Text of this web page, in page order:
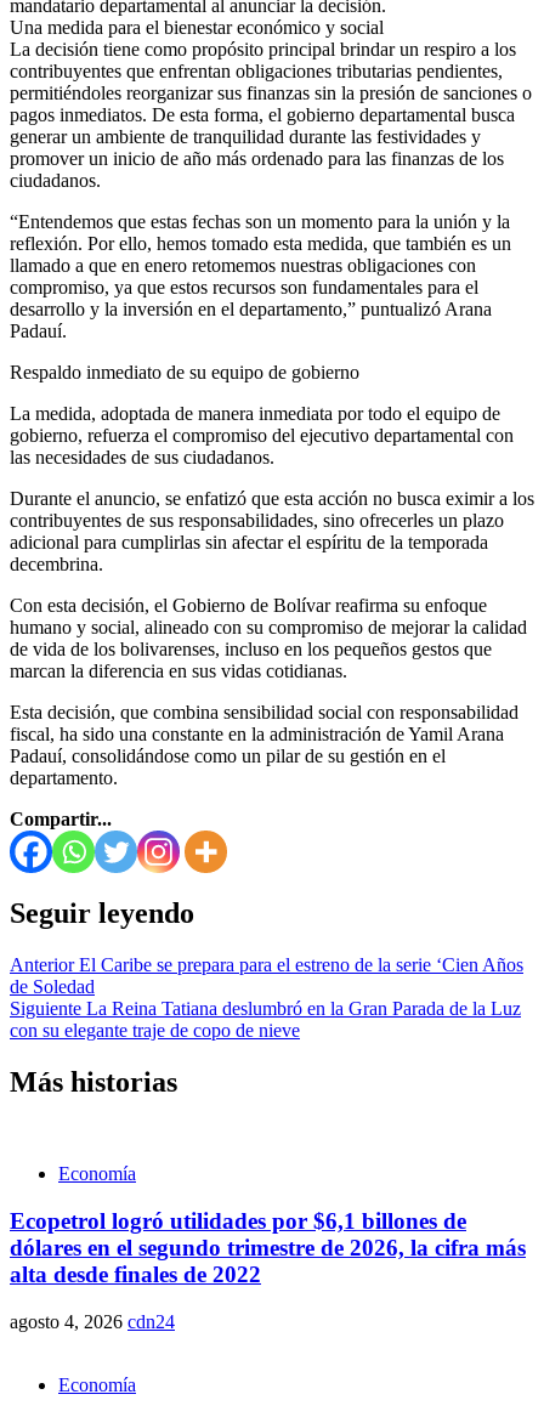
mandatario departamental al anunciar la decisión.
Una medida para el bienestar económico y social
La decisión tiene como propósito principal brindar un respiro a los
contribuyentes que enfrentan obligaciones tributarias pendientes,
permitiéndoles reorganizar sus finanzas sin la presión de sanciones o
pagos inmediatos. De esta forma, el gobierno departamental busca
generar un ambiente de tranquilidad durante las festividades y
promover un inicio de año más ordenado para las finanzas de los
ciudadanos.
“Entendemos que estas fechas son un momento para la unión y la
reflexión. Por ello, hemos tomado esta medida, que también es un
llamado a que en enero retomemos nuestras obligaciones con
compromiso, ya que estos recursos son fundamentales para el
desarrollo y la inversión en el departamento,” puntualizó Arana
Padauí.
Respaldo inmediato de su equipo de gobierno
La medida, adoptada de manera inmediata por todo el equipo de
gobierno, refuerza el compromiso del ejecutivo departamental con
las necesidades de sus ciudadanos.
Durante el anuncio, se enfatizó que esta acción no busca eximir a los
contribuyentes de sus responsabilidades, sino ofrecerles un plazo
adicional para cumplirlas sin afectar el espíritu de la temporada
decembrina.
Con esta decisión, el Gobierno de Bolívar reafirma su enfoque
humano y social, alineado con su compromiso de mejorar la calidad
de vida de los bolivarenses, incluso en los pequeños gestos que
marcan la diferencia en sus vidas cotidianas.
Esta decisión, que combina sensibilidad social con responsabilidad
fiscal, ha sido una constante en la administración de Yamil Arana
Padauí, consolidándose como un pilar de su gestión en el
departamento.
Compartir...
Seguir leyendo
AnteriorEl Caribe se prepara para el estreno de la serie ‘Cien Años
de Soledad
Siguiente La Reina Tatiana deslumbró en la Gran Parada de la Luz
con su elegante traje de copo de nieve
Más historias
Economía
Ecopetrol logró utilidades por $6,1 billones de
dólares en el segundo trimestre de 2026, la cifra más
alta desde finales de 2022
agosto 4, 2026 cdn24
Economía